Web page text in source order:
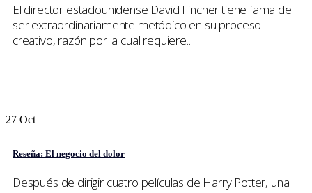
El director estadounidense David Fincher tiene fama de
ser extraordinariamente metódico en su proceso
creativo, razón por la cual requiere...
27 Oct
Reseña: El negocio del dolor
Después de dirigir cuatro películas de Harry Potter, una